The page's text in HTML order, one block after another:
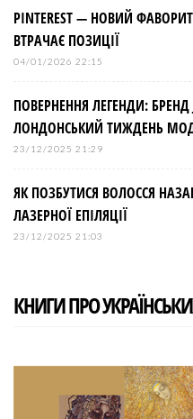
PINTEREST — НОВИЙ
ВТРАЧАЄ ПОЗИЦІЇ
04/01/2026 22:15
ПОВЕРНЕННЯ ЛЕГЕНДИ: БРЕНД
ЛОНДОНСЬКИЙ ТИЖДЕНЬ
23/12/2025 21:29
ЯК ПОЗБУТИСЯ ВОЛОССЯ
ЛАЗЕРНОЇ ЕПІЛЯЦІЇ
23/12/2025 21:03
КНИГИ ПРО